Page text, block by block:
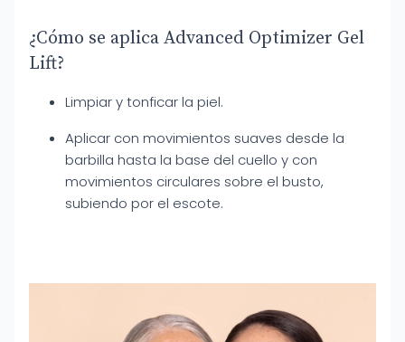
¿Cómo se aplica Advanced Optimizer Gel
Lift?
Limpiar y tonficar la piel.
Aplicar con movimientos suaves desde la
barbilla hasta la base del cuello y con
movimientos circulares sobre el busto,
subiendo por el escote.